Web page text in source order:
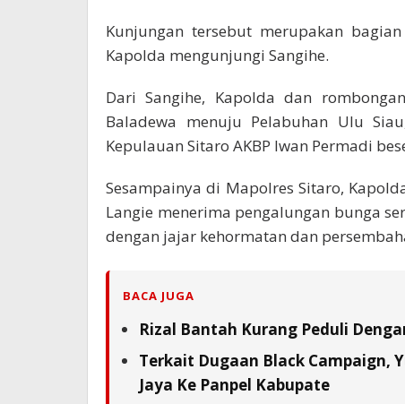
Kunjungan tersebut merupakan
Kapolda mengunjungi Sangihe.
Dari Sangihe, Kapolda dan
Baladewa menuju Pelabuhan Ulu
Kepulauan Sitaro AKBP Iwan Permadi
Sesampainya di Mapolres Sitaro,
Langie menerima pengalungan bunga
dengan jajar kehormatan dan
BACA JUGA
Rizal Bantah Kurang Peduli
Terkait Dugaan Black Campaign,
Jaya Ke Panpel Kabupate